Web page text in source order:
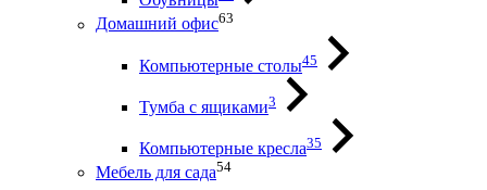
Домашний офис63
Компьютерные столы45
Тумба с ящиками3
Компьютерные кресла35
Мебель для сада54